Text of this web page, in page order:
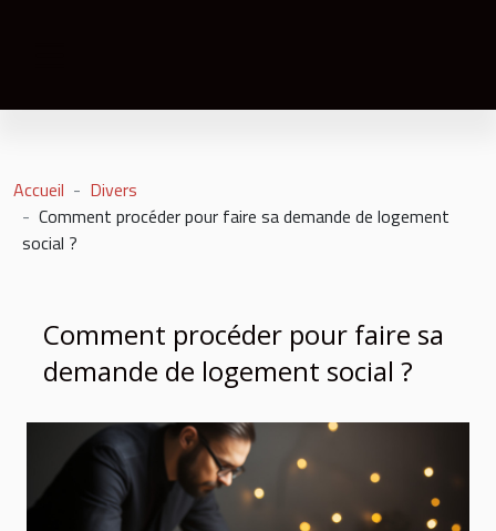
Accueil
Divers
Comment procéder pour faire sa demande de logement
social ?
Comment procéder pour faire sa
demande de logement social ?